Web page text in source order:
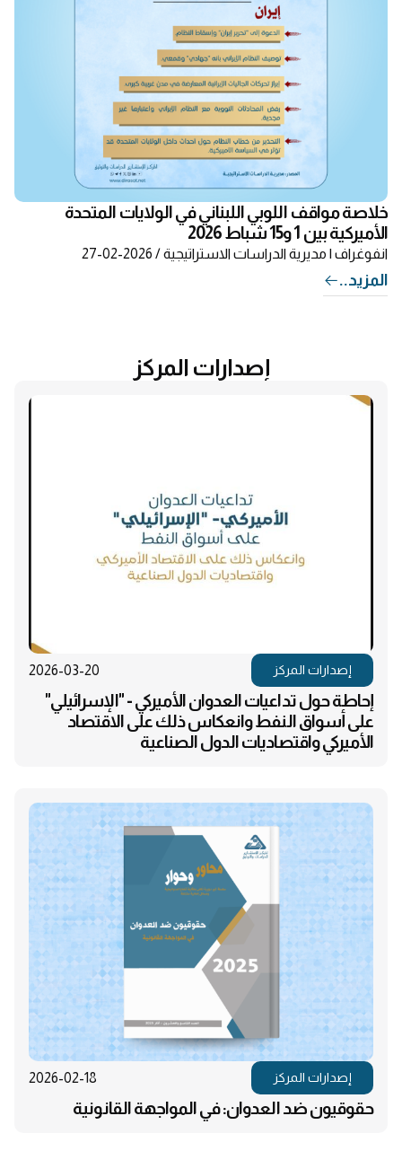
خلاصة مواقف اللوبي اللبناني في الولايات المتحدة
الأميركية بين 1 و15 شباط 2026
انفوغراف | مديرية الدراسات الاستراتيجية / 2026-02-27
المزيد..
إصدارات المركز
إصدارات المركز 2026-03-20
إحاطة حول تداعيات العدوان الأميركي - "الإسرائيلي"
على أسواق النفط وانعكاس ذلك على الاقتصاد
الأميركي واقتصاديات الدول الصناعية
إصدارات المركز 2026-02-18
حقوقيون ضد العدوان: في المواجهة القانونية